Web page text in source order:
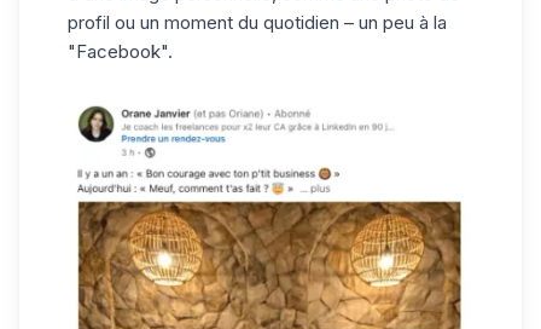
profil ou un moment du quotidien – un peu à la
"Facebook".